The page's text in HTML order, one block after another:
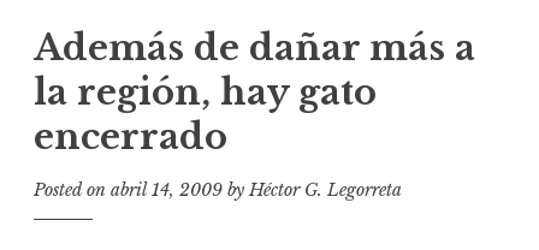
o
n
t
n
Además de dañar más a
la región, hay gato
encerrado
Posted on abril 14, 2009 byHéctor G. Legorreta